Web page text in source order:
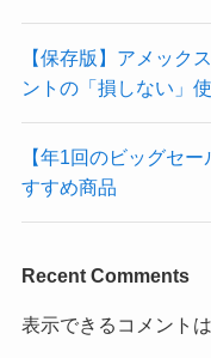
【保存版】アメック
ントの「損しない」
【年1回のビッグセ
すすめ商品
Recent Comments
表示できるコメント